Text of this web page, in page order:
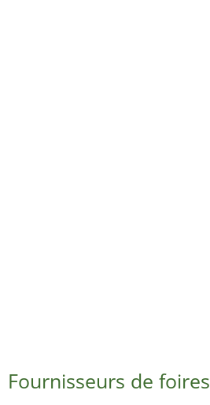
Fournisseurs de foires